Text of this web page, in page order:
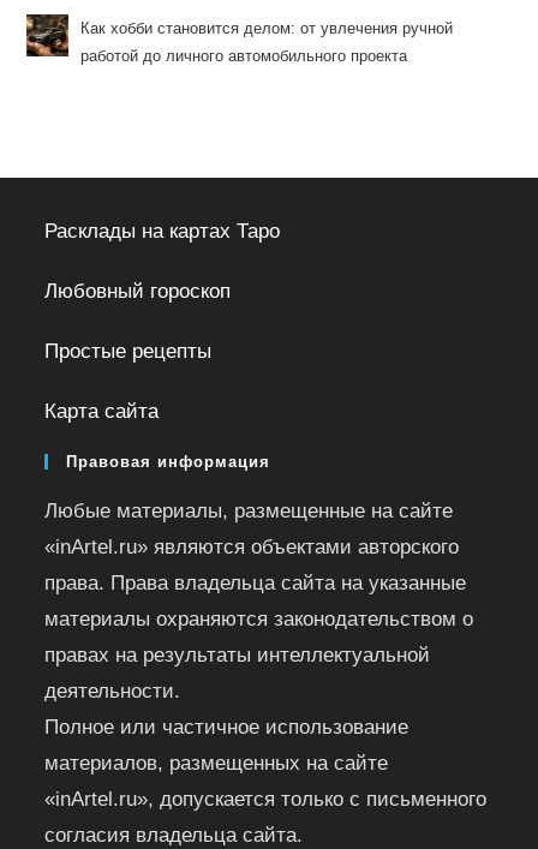
Как хобби становится делом: от увлечения ручной
работой до личного автомобильного проекта
Расклады на картах Таро
Любовный гороскоп
Простые рецепты
Карта сайта
Правовая информация
Любые материалы, размещенные на сайте
«inArtel.ru» являются объектами авторского
права. Права владельца сайта на указанные
материалы охраняются законодательством о
правах на результаты интеллектуальной
деятельности.
Полное или частичное использование
материалов, размещенных на сайте
«inArtel.ru», допускается только с письменного
согласия владельца сайта.